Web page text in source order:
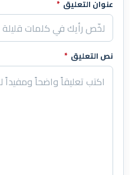
عنوان التعليق *
نص التعليق *